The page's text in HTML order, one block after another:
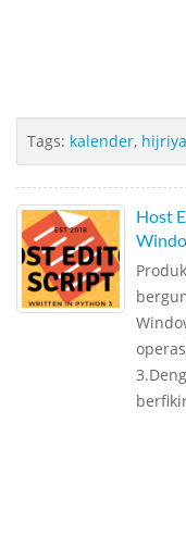
Tags: kalender,
Host